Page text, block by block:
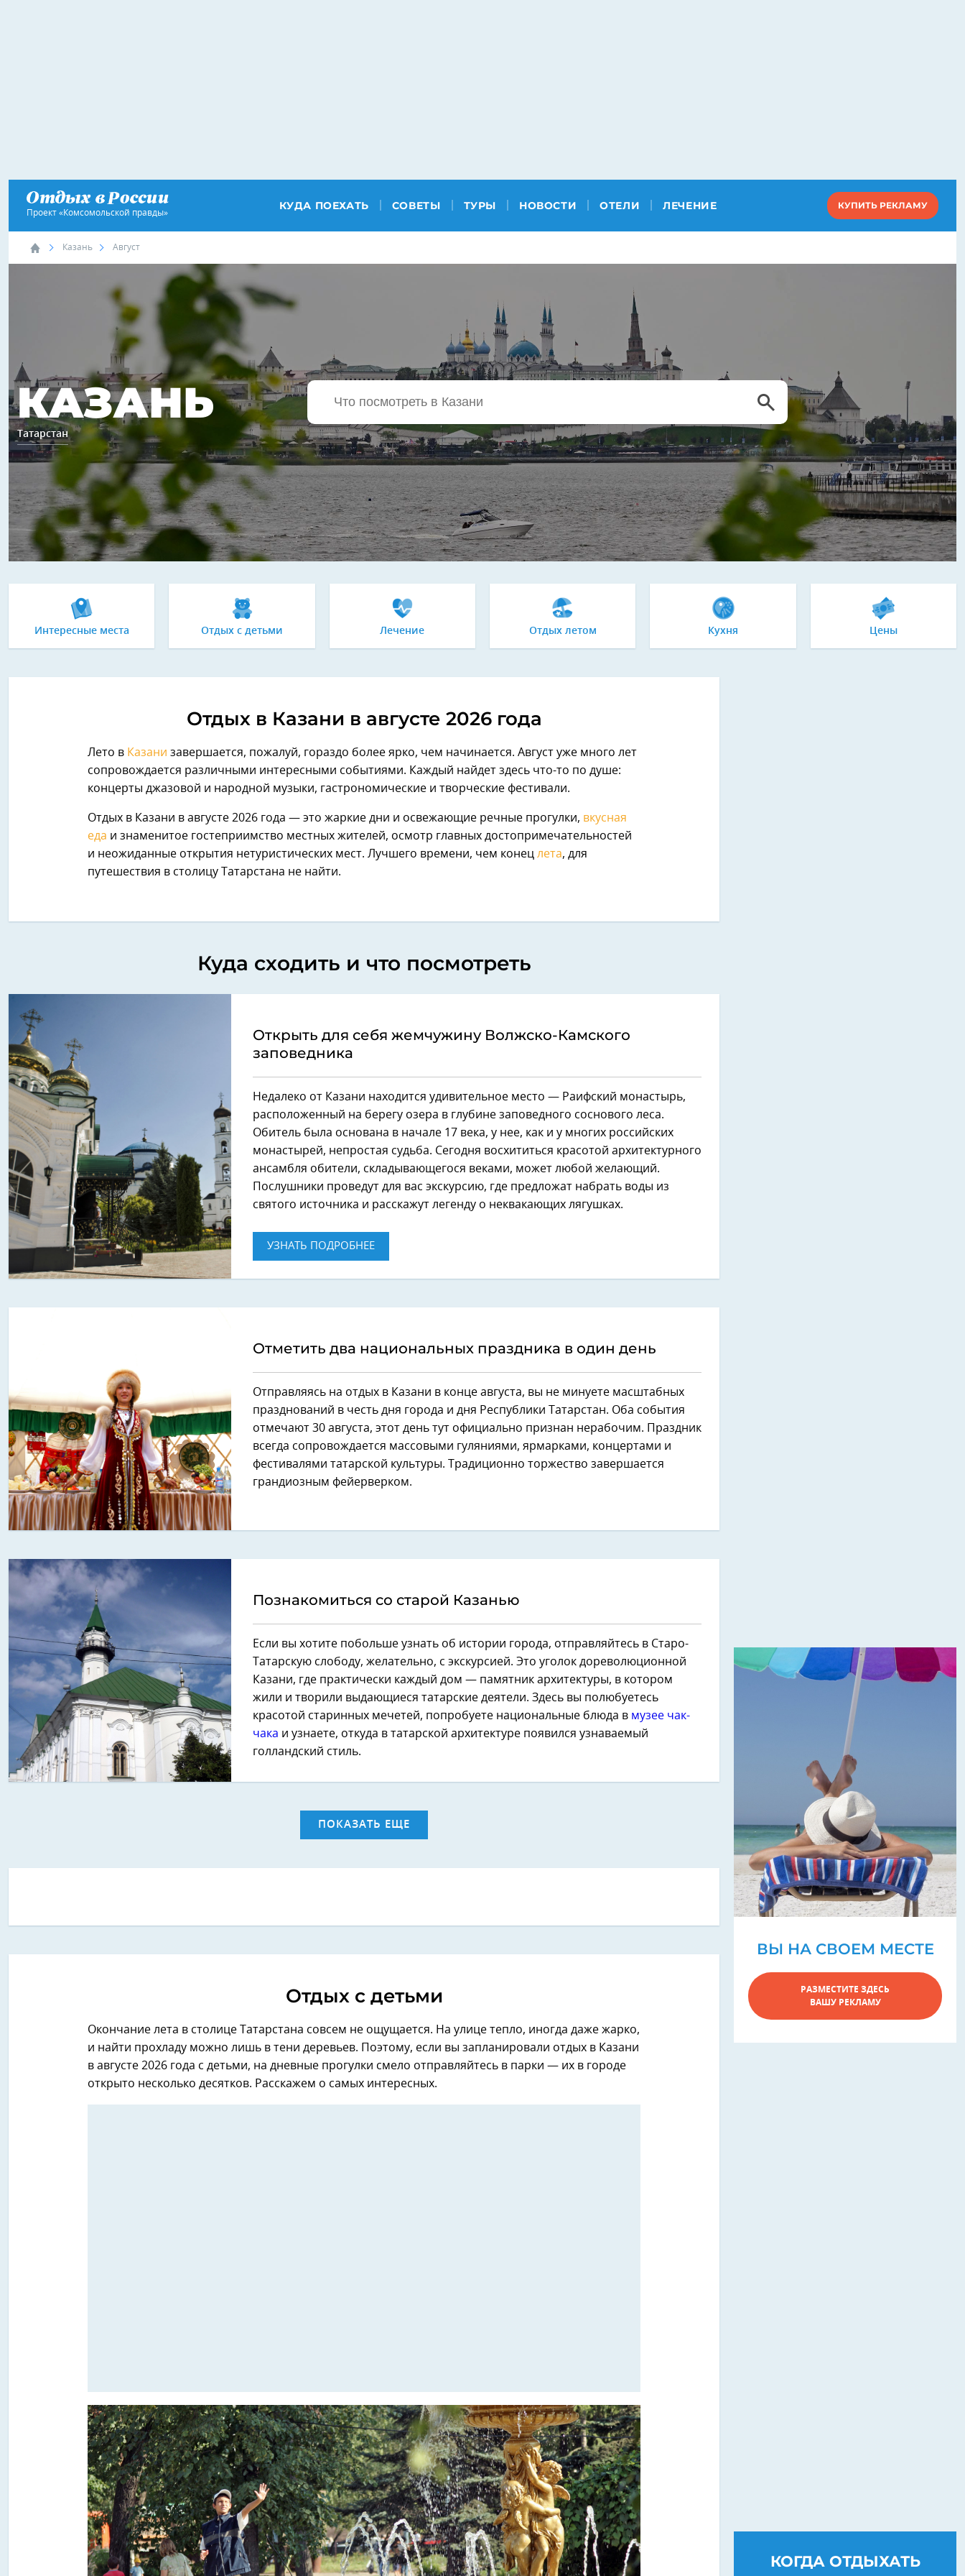
Проект «Комсомольской правды»
КУДА ПОЕХАТЬ СОВЕТЫ ТУРЫ НОВОСТИ ОТЕЛИ ЛЕЧЕНИЕ КУПИТЬ РЕКЛАМУ
Казань Август
КАЗАНЬ
Татарстан
Интересные места Отдых с детьми Лечение Отдых летом Кухня Цены
Отдых в Казани в августе 2026 года
Лето в Казани завершается, пожалуй, гораздо более ярко, чем начинается. Август уже много лет
сопровождается различными интересными событиями. Каждый найдет здесь что-то по душе:
концерты джазовой и народной музыки, гастрономические и творческие фестивали.
Отдых в Казани в августе 2026 года — это жаркие дни и освежающие речные прогулки, вкусная
еда и знаменитое гостеприимство местных жителей, осмотр главных достопримечательностей
и неожиданные открытия нетуристических мест. Лучшего времени, чем конец лета, для
путешествия в столицу Татарстана не найти.
Куда сходить и что посмотреть
Открыть для себя жемчужину Волжско-Камского
заповедника
Недалеко от Казани находится удивительное место — Раифский монастырь,
расположенный на берегу озера в глубине заповедного соснового леса.
Обитель была основана в начале 17 века, у нее, как и у многих российских
монастырей, непростая судьба. Сегодня восхититься красотой архитектурного
ансамбля обители, складывающегося веками, может любой желающий.
Послушники проведут для вас экскурсию, где предложат набрать воды из
святого источника и расскажут легенду о неквакающих лягушках.
УЗНАТЬ ПОДРОБНЕЕ
Отметить два национальных праздника в один день
Отправляясь на отдых в Казани в конце августа, вы не минуете масштабных
празднований в честь дня города и дня Республики Татарстан. Оба события
отмечают 30 августа, этот день тут официально признан нерабочим. Праздник
всегда сопровождается массовыми гуляниями, ярмарками, концертами и
фестивалями татарской культуры. Традиционно торжество завершается
грандиозным фейерверком.
Познакомиться со старой Казанью
Если вы хотите побольше узнать об истории города, отправляйтесь в Старо-
Татарскую слободу, желательно, с экскурсией. Это уголок дореволюционной
Казани, где практически каждый дом — памятник архитектуры, в котором
жили и творили выдающиеся татарские деятели. Здесь вы полюбуетесь
красотой старинных мечетей, попробуете национальные блюда в музее чак-
чака и узнаете, откуда в татарской архитектуре появился узнаваемый
голландский стиль.
ПОКАЗАТЬ ЕЩЕ
Отдых с детьми
Окончание лета в столице Татарстана совсем не ощущается. На улице тепло, иногда даже жарко,
и найти прохладу можно лишь в тени деревьев. Поэтому, если вы запланировали отдых в Казани
в августе 2026 года с детьми, на дневные прогулки смело отправляйтесь в парки — их в городе
открыто несколько десятков. Расскажем о самых интересных.
ВЫ НА СВОЕМ МЕСТЕ
РАЗМЕСТИТЕ ЗДЕСЬ
ВАШУ РЕКЛАМУ
КОГДА ОТДЫХАТЬ